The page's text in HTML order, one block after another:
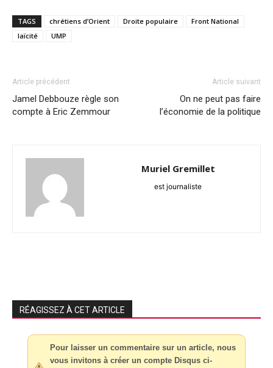
TAGS chrétiens d’Orient Droite populaire
Front National
laïcité
UMP
Article précédent
Jamel Debbouze règle son
compte à Eric Zemmour
Article suivant
On ne peut pas faire
l’économie de la politique
Muriel Gremillet
est journaliste
RÉAGISSEZ À CET ARTICLE
Pour laisser un commentaire sur un article, nous
vous invitons à créer un compte Disqus ci-